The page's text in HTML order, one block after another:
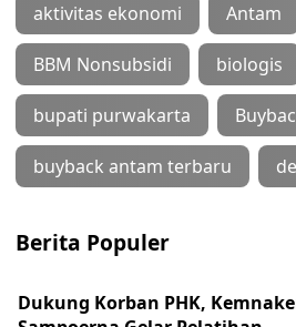
aktivitas ekonomi Antam
BBM Nonsubsidi biologis
bupati purwakarta
buyback antam terbaru
Berita Populer
Dukung Korban PHK,